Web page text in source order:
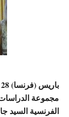
مجموعة
الفرنسية السيد